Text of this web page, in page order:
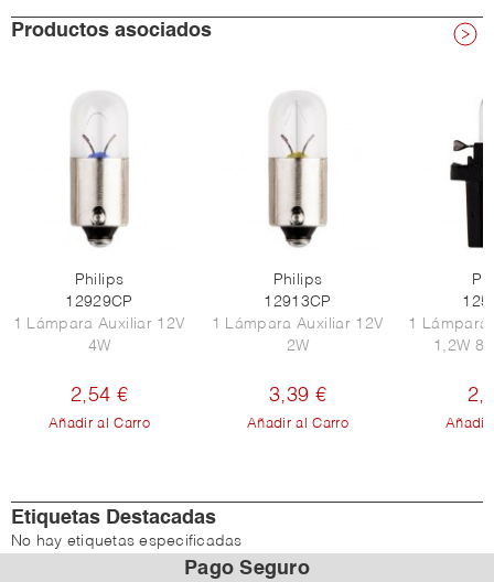
Productos asociados
Philips
12929CP
1 Lámpara Auxiliar 12V
4W
2,54 €
Añadir al Carro
Philips
12913CP
1 Lámpara Auxiliar 12V
2W
3,39 €
Añadir al Carro
1 Lámpara
1,2W
Añadir
Etiquetas Destacadas
No hay etiquetas especificadas
Pago Seguro